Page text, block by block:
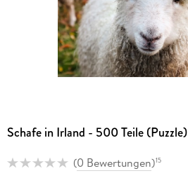
Schafe in Irland - 500 Teile (Puzzle)
(0 Bewertungen)15